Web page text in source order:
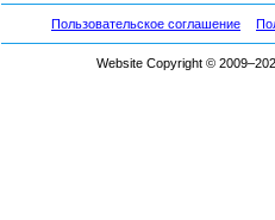
Пользовательское соглашение
Website Copyright ©